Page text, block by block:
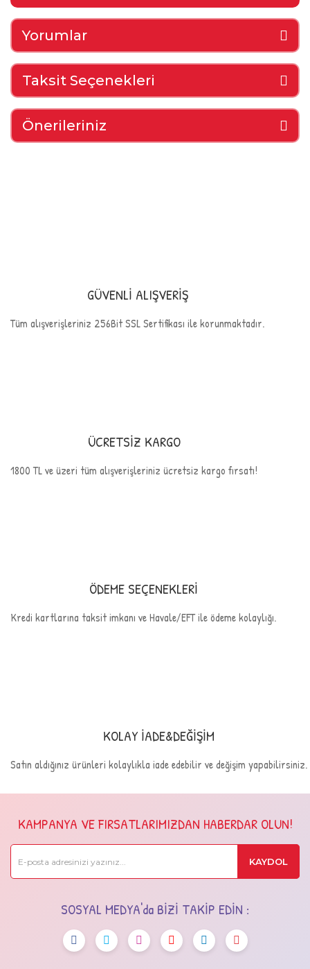
Yorumlar
Taksit Seçenekleri
Önerileriniz
GÜVENLİ ALIŞVERİŞ
Tüm alışverişleriniz 256Bit SSL Sertifikası ile korunmaktadır.
ÜCRETSİZ KARGO
1800 TL ve üzeri tüm alışverişleriniz ücretsiz kargo fırsatı!
ÖDEME SEÇENEKLERİ
Kredi kartlarına taksit imkanı ve Havale/EFT ile ödeme kolaylığı.
KOLAY İADE&DEĞİŞİM
Satın aldığınız ürünleri kolaylıkla iade edebilir ve değişim yapabilirsiniz.
KAMPANYA VE FIRSATLARIMIZDAN HABERDAR OLUN!
KAYDOL
SOSYAL MEDYA'da BİZİ TAKİP EDİN :